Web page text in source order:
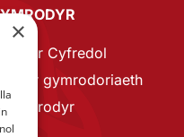
Cyfredol
gymrodoriaeth
Gymrodyr
×